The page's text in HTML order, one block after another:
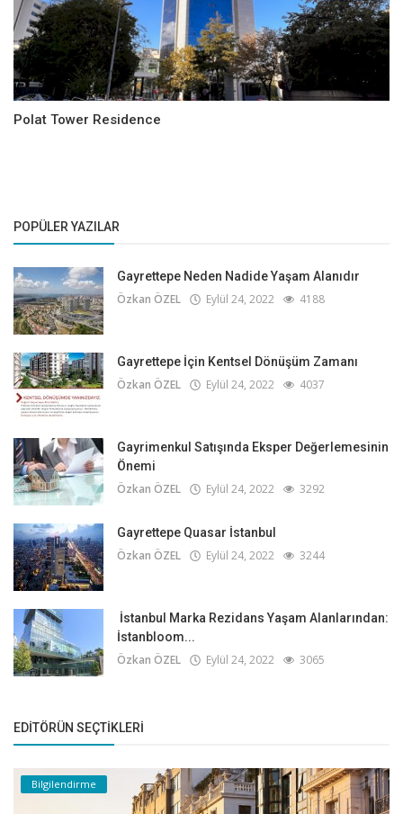
Polat Tower Residence
POPÜLER YAZILAR
Gayrettepe Neden Nadide Yaşam Alanıdır
Özkan ÖZEL Eylül 24, 2022 4188
Gayrettepe İçin Kentsel Dönüşüm Zamanı
Özkan ÖZEL Eylül 24, 2022 4037
Gayrimenkul Satışında Eksper Değerlemesinin
Önemi
Özkan ÖZEL Eylül 24, 2022 3292
Gayrettepe Quasar İstanbul
Özkan ÖZEL Eylül 24, 2022 3244
İstanbul Marka Rezidans Yaşam Alanlarından:
İstanbloom...
Özkan ÖZEL Eylül 24, 2022 3065
EDITÖRÜN SEÇTIKLERI
Bilgilendirme